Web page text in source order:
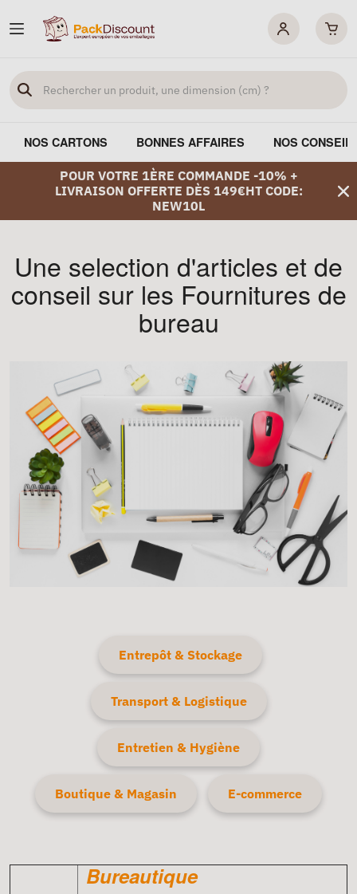
NOS CARTONS BONNES AFFAIRES NOS
POUR VOTRE 1ÈRE COMMANDE -10% +
LIVRAISON OFFERTE DÈS 149€HT CODE:
NEW10L
Une selection d'articles et de
conseil sur les Fournitures de
bureau
Entrepôt & Stockage
Transport & Logistique
Entretien & Hygiène
Boutique & Magasin E-commerce
Bureautique